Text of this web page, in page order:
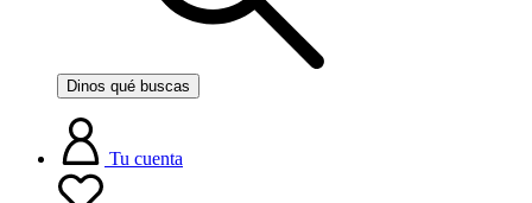
Dinos qué buscas
Tu cuenta